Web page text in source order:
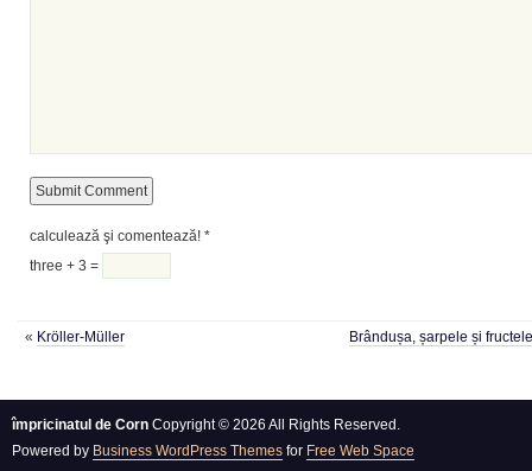
calculează şi comentează! *
three + 3 =
« Kröller-Müller Brândușa, șarpele și
împricinatul de Corn Copyright © 2026 All Rights Reserved.
Powered by Business WordPress Themes for Free Web Space